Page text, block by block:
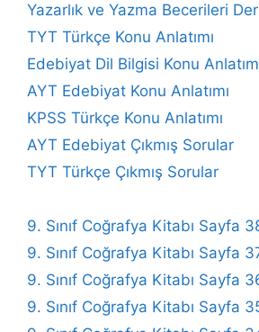
Yazarlık ve Yazma Becerileri
TYT Türkçe Konu Anlatımı
Edebiyat Dil Bilgisi Konu Anlatım
AYT Edebiyat Konu Anlatımı
KPSS Türkçe Konu Anlatımı
AYT Edebiyat Çıkmış Sorular
TYT Türkçe Çıkmış Sorular
9. Sınıf Coğrafya Kitabı Sayfa
9. Sınıf Coğrafya Kitabı Sayfa
9. Sınıf Coğrafya Kitabı Sayfa
9. Sınıf Coğrafya Kitabı Sayfa